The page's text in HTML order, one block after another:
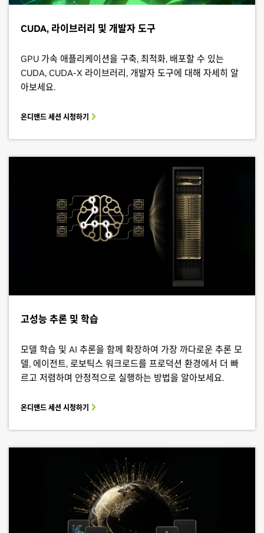
CUDA, 라이브러리 및 개발자 도구
GPU 가속 애플리케이션을 구축, 최적화, 배포할 수 있는
CUDA, CUDA-X 라이브러리, 개발자 도구에 대해 자세히 알
아보세요.
온디맨드 세션 시청하기
고성능 추론 및 학습
모델 학습 및 AI 추론을 함께 확장하여 가장 까다로운 추론 모
델, 에이전트, 로보틱스 워크로드를 프로덕션 환경에서 더 빠
르고 저렴하며 안정적으로 실행하는 방법을 알아보세요.
온디맨드 세션 시청하기